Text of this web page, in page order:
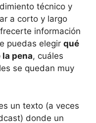
técnico y
a corto y largo
información
puedas elegir qué
pena, cuáles
se quedan muy
un texto (a veces
donde un